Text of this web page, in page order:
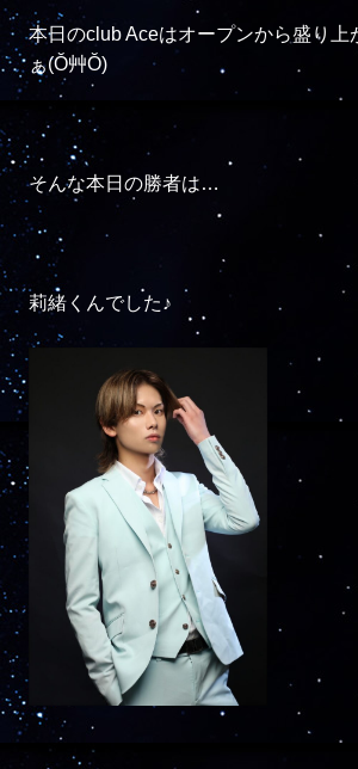
本日のclub Aceはオープンから盛り上
ぁ(Ŏ艸Ŏ)
そんな本日の勝者は…
莉緒くんでした♪